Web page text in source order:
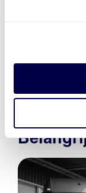
aan wat je
productie
additieven